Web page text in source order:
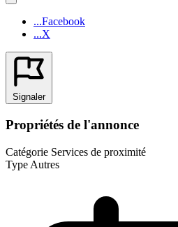
...Facebook
...X
Signaler
Propriétés de l'annonce
Catégorie Services de proximité
Type Autres